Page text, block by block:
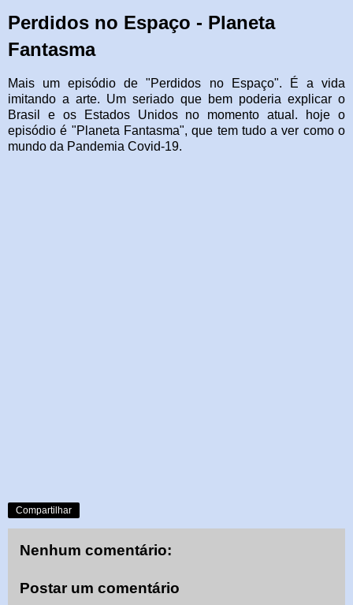
Perdidos no Espaço - Planeta
Fantasma
Mais um episódio de "Perdidos no Espaço". É a vida
imitando a arte. Um seriado que bem poderia explicar o
Brasil e os Estados Unidos no momento atual. hoje o
episódio é "Planeta Fantasma", que tem tudo a ver como o
mundo da Pandemia Covid-19.
Compartilhar
Nenhum comentário:
Postar um comentário